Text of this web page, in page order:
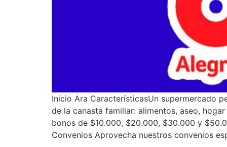
Inicio Ara CaracterísticasUn supermercado
de la canasta familiar: alimentos, aseo,
bonos de $10.000, $20.000, $30.000 y
Convenios Aprovecha nuestros convenios